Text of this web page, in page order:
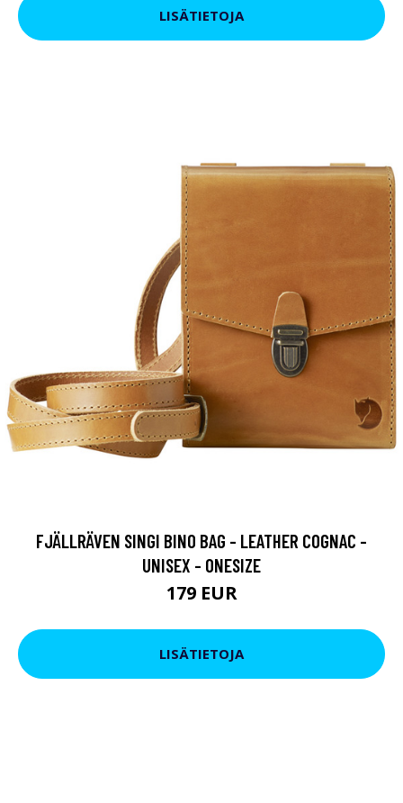
LISÄTIETOJA
FJÄLLRÄVEN SINGI BINO BAG - LEATHER COGNAC -
UNISEX - ONESIZE
179 EUR
LISÄTIETOJA